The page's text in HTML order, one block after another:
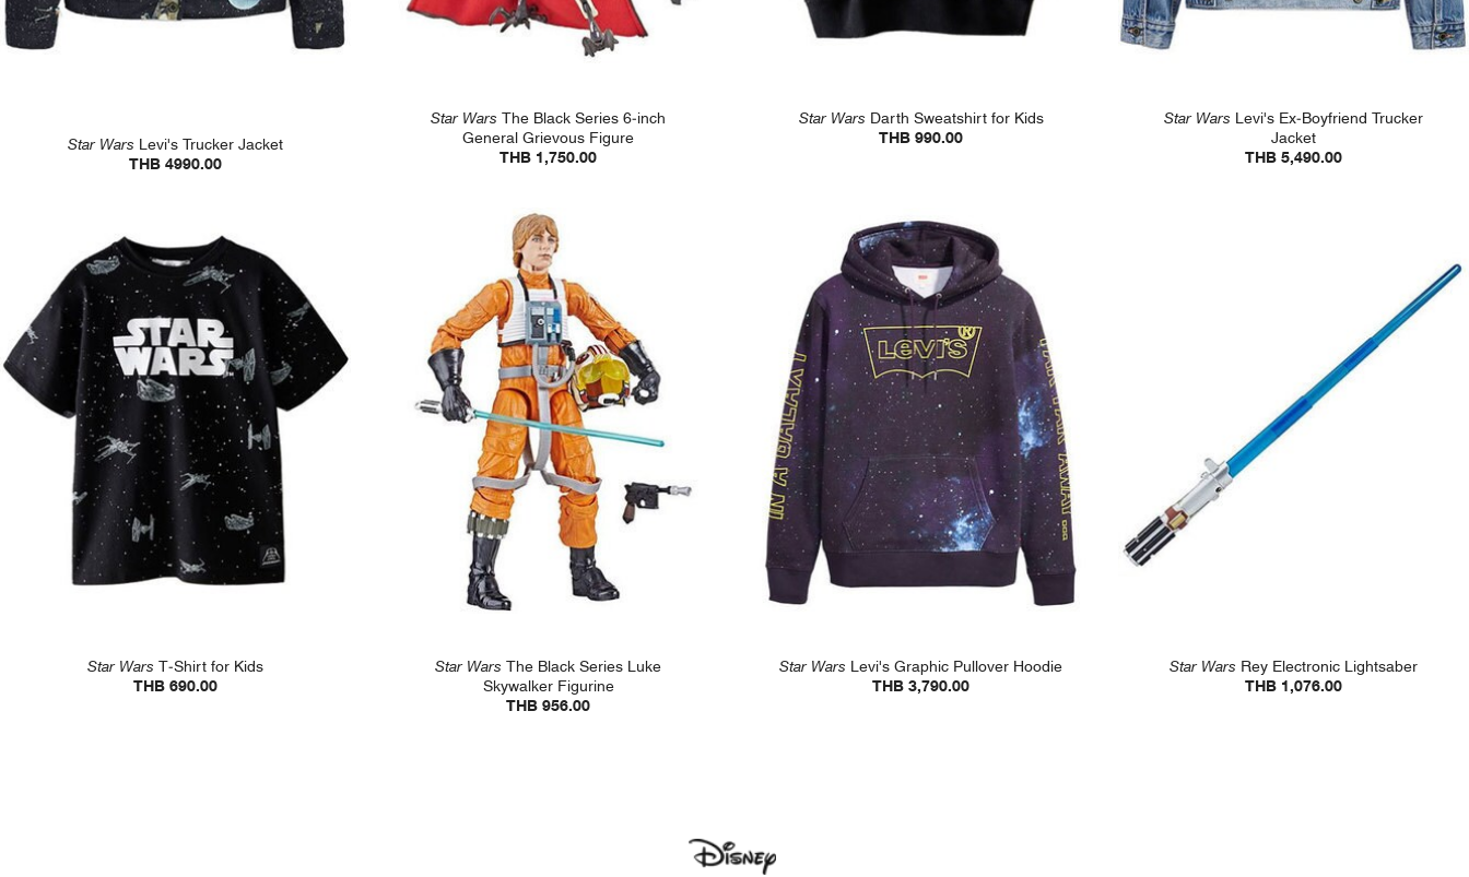
Star Wars Levi's Trucker Jacket
THB 4990.00
Star Wars The Black Series 6-inch
General Grievous Figure
THB 1,750.00
Star Wars Darth Sweatshirt for Kids
THB 990.00
Star Wars Levi's Ex-Boyfriend Trucker
Jacket
THB 5,490.00
Star Wars T-Shirt for Kids
THB 690.00
Star Wars The Black Series Luke
Skywalker Figurine
THB 956.00
Star Wars Levi's Graphic Pullover Hoodie
THB 3,790.00
Star Wars Rey Electronic Lightsaber
THB 1,076.00